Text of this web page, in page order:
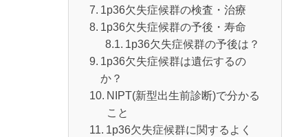
1p36欠失症候群の検査・治療
1p36欠失症候群の予後・寿命
1p36欠失症候群の予後は？
1p36欠失症候群は遺伝するの
か？
NIPT(新型出生前診断)で分かる
こと
1p36欠失症候群に関するよく